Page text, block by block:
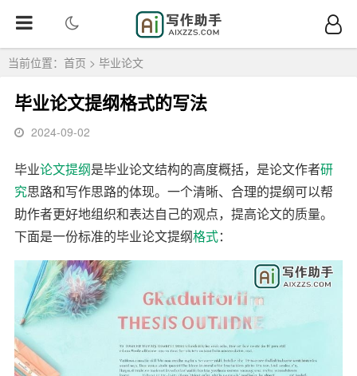
当前位置： 首页 > 毕业论文
毕业论文提纲格式的写法
2024-09-02
毕业论文提纲是毕业论文结构的高度概括，是论文作者研
究思路和写作思路的体现。一个清晰、合理的提纲可以帮
助作者更好地组织和表达自己的观点，提高论文的质量。
下面是一份标准的毕业论文提纲格式：